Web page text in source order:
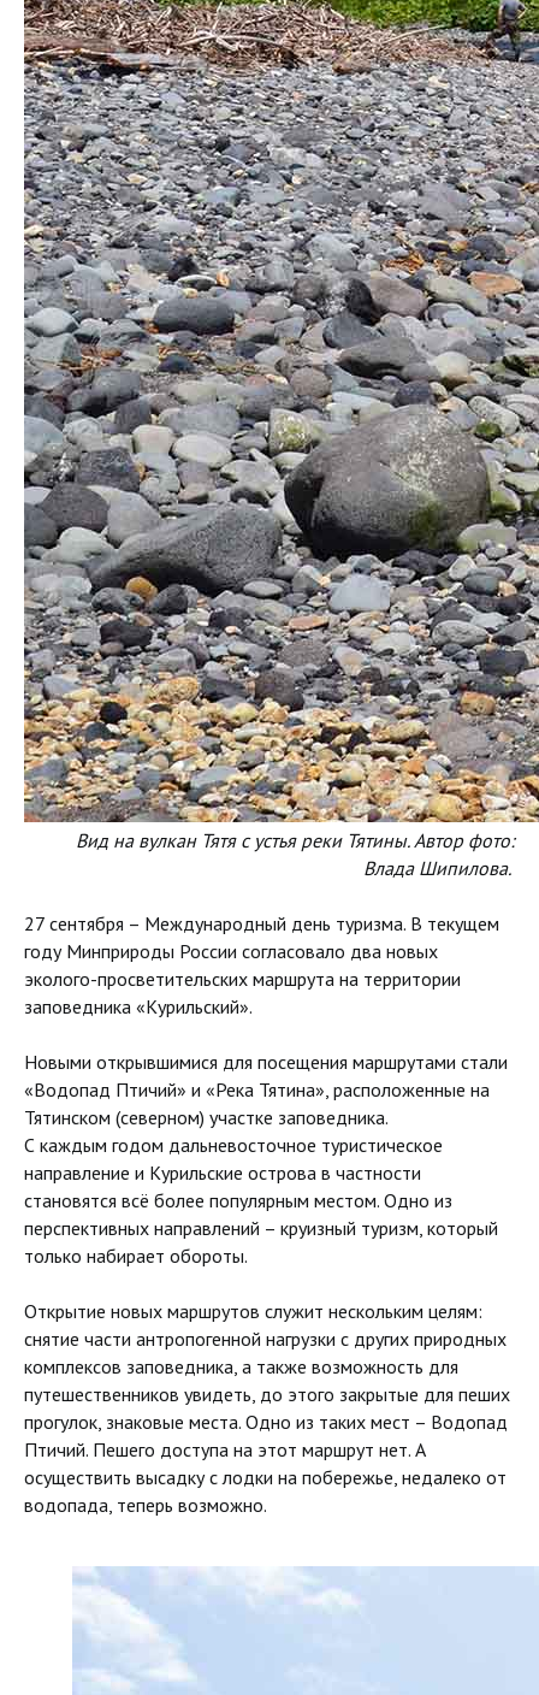
Вид на вулкан Тятя с устья реки Тятины. Автор фото:
Влада Шипилова.
27 сентября – Международный день туризма. В текущем
году Минприроды России согласовало два новых
эколого-просветительских маршрута на территории
заповедника «Курильский».
Новыми открывшимися для посещения маршрутами стали
«Водопад Птичий» и «Река Тятина», расположенные на
Тятинском (северном) участке заповедника.
С каждым годом дальневосточное туристическое
направление и Курильские острова в частности
становятся всё более популярным местом. Одно из
перспективных направлений – круизный туризм, который
только набирает обороты.
Открытие новых маршрутов служит нескольким целям:
снятие части антропогенной нагрузки с других природных
комплексов заповедника, а также возможность для
путешественников увидеть, до этого закрытые для пеших
прогулок, знаковые места. Одно из таких мест – Водопад
Птичий. Пешего доступа на этот маршрут нет. А
осуществить высадку с лодки на побережье, недалеко от
водопада, теперь возможно.